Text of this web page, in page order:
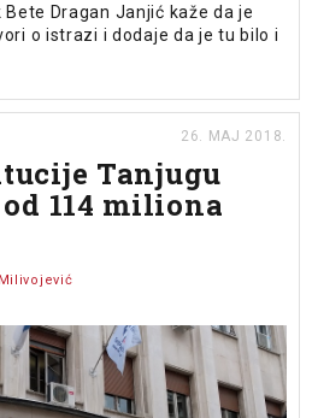
Dragan Janjić kaže da je
o istrazi i dodaje da je tu bilo i
26. MAJ 2018.
Tanjugu
114 miliona